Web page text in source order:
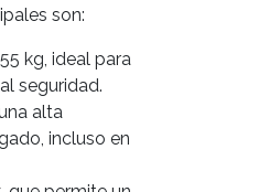
son:
kg, ideal para
seguridad.
alta
incluso en